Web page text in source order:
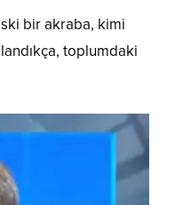
bir akraba, kimi
toplumdaki